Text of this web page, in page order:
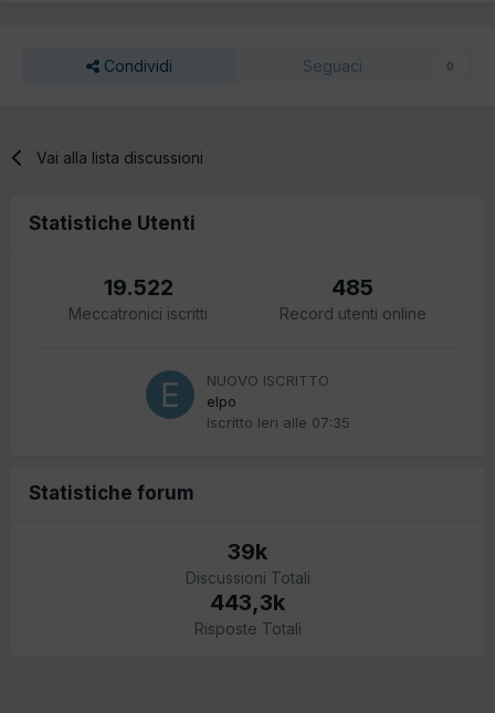
Condividi Seguaci 0
Vai alla lista discussioni
Statistiche Utenti
19.522
Meccatronici iscritti
485
Record utenti online
NUOVO ISCRITTO
elpo
Iscritto Ieri alle 07:35
Statistiche forum
39k
Discussioni Totali
443,3k
Risposte Totali